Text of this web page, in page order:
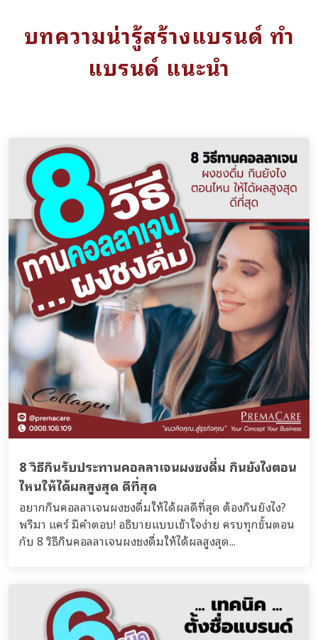
บทความน่ารู้สร้างแบรนด์ ทำ
แบรนด์ แนะนำ
8 วิธีกินรับประทานคอลลาเจนผงชงดื่ม กินยังไงตอน
ไหนให้ได้ผลสูงสุด ดีที่สุด
อยากกินคอลลาเจนผงชงดื่มให้ได้ผลดีที่สุด ต้องกินยังไง?
พรีมา แคร์ มีคำตอบ! อธิบายแบบเข้าใจง่าย ครบทุกขั้นตอน
กับ 8 วิธีกินคอลลาเจนผงชงดื่มให้ได้ผลสูงสุด...